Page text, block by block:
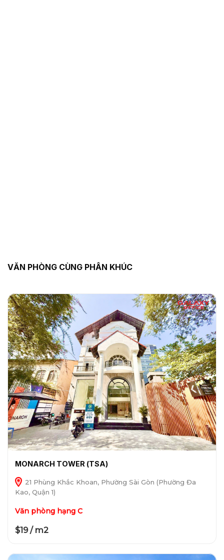
VĂN PHÒNG CÙNG PHÂN KHÚC
MONARCH TOWER (TSA)
21 Phùng Khắc Khoan, Phường Sài Gòn (Phường Đa
Kao, Quận 1)
Văn phòng hạng C
$19 / m2